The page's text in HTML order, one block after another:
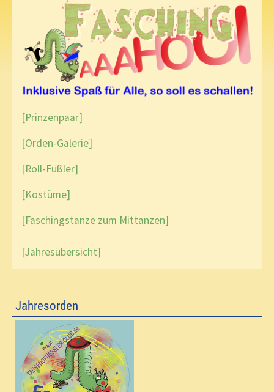
[Prinzenpaar]
[Orden-Galerie]
[Roll-Füßler]
[Kostüme]
[Faschingstänze zum Mittanzen]
[Jahresübersicht]
Jahresorden